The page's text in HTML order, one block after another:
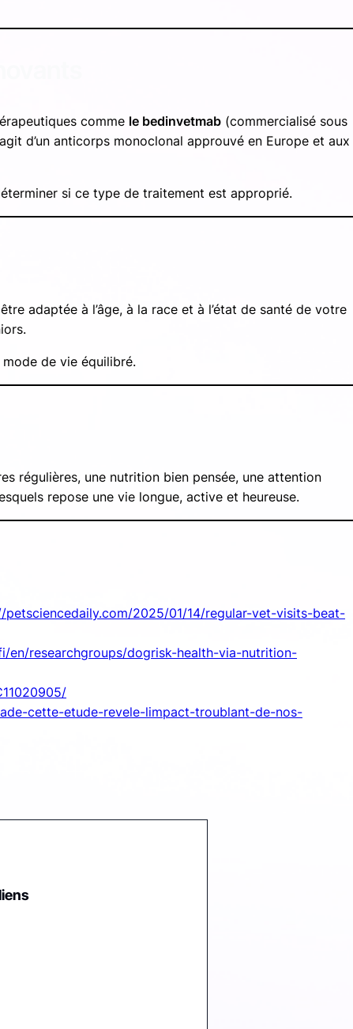
comme le bedinvetmab (commercialisé sous
d’un anticorps monoclonal approuvé en Europe et aux
si ce type de traitement est approprié.
adaptée à l’âge, à la race et à l’état de santé de votre
de vie équilibré.
régulières, une nutrition bien pensée, une attention
repose une vie longue, active et heureuse.
petsciencedaily.com/2025/01/14/regular-vet-visits-beat-
en/researchgroups/dogrisk-health-via-nutrition-
cette-etude-revele-limpact-troublant-de-nos-